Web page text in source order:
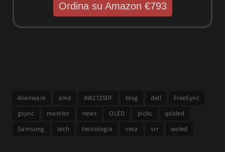
Ordina su Amazon €793
Alienware amd AW2725DF blog dell
FreeSync
gsync
monitor news OLED picks
qdoled
Samsung
tech tecnologia vesa vrr woled